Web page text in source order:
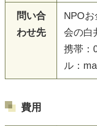
問い合
わせ先
NPO
会の白
携帯
ル：
費用